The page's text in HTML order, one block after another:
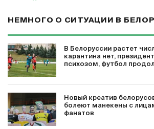
НЕМНОГО О СИТУАЦИИ В
В Белоруссии растет
карантина нет,
психозом, футбол
Новый креатив
болеют манекены с
фанатов